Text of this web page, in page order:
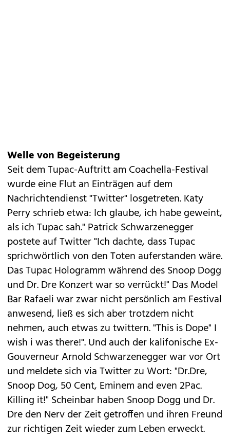
Welle von Begeisterung
Seit dem Tupac-Auftritt am Coachella-Festival
wurde eine Flut an Einträgen auf dem
Nachrichtendienst "Twitter" losgetreten.Katy
Perryschrieb etwa: Ich glaube, ich habe geweint,
als ich Tupac sah." Patrick Schwarzenegger
postete auf Twitter "Ich dachte, dass Tupac
sprichwörtlich von den Toten auferstanden wäre.
Das Tupac Hologramm während des Snoop Dogg
und Dr. Dre Konzert war so verrückt!" Das Model
Bar Rafaeliwar zwar nicht persönlich am Festival
anwesend, ließ es sich aber trotzdem nicht
nehmen, auch etwas zu twittern. "This is Dope" I
wish i was there!". Und auch der kalifonische Ex-
GouverneurArnold Schwarzeneggerwar vor Ort
und meldete sich via Twitter zu Wort: "Dr.Dre,
Snoop Dog, 50 Cent, Eminem and even 2Pac.
Killing it!" Scheinbar haben Snoop Dogg und Dr.
Dre den Nerv der Zeit getroffen und ihren Freund
zur richtigen Zeit wieder zum Leben erweckt.